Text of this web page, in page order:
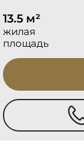
13.5 м²
жилая
площадь